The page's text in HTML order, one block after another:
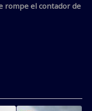
rompe el contador de